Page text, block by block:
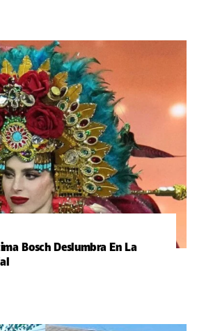
Bosch Deslumbra En La